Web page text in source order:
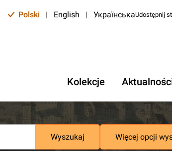
Polski | English | УкраїнськаUdostępnij
Kolekcje
Wyszukaj Więcej opcji